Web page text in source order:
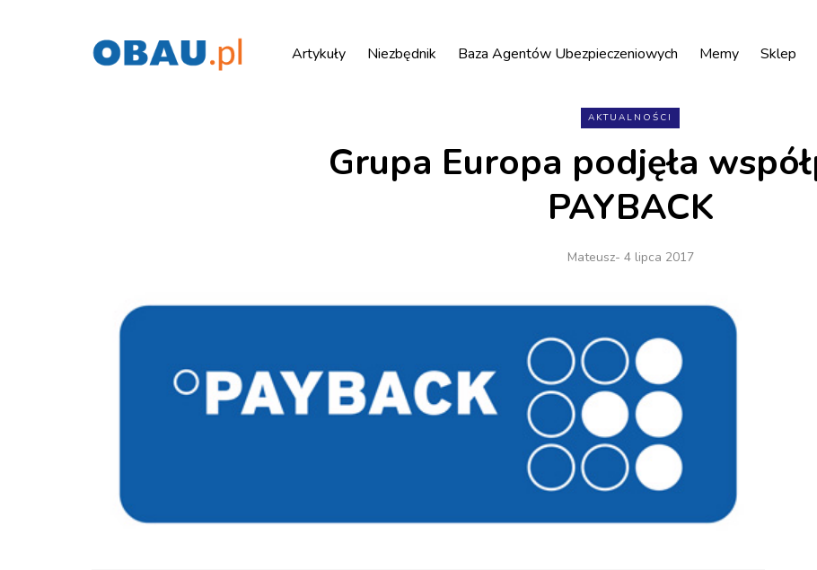
Artykuły Niezbędnik Baza Agentów Ubezpieczeniowych Memy Sklep
AKTUALNOŚCI
Grupa Europa podjęła
PAYBACK
Mateusz- 4 lipca 2017